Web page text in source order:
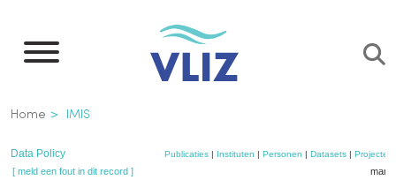
naar
inhoud
gaan
Kruimelpad
Home IMIS
Data Policy Publicaties| Instituten | Personen | Datasets| Projecten
[ meld een fout in dit record ]